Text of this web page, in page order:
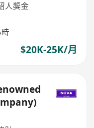
人獎金
$20K-25K/月